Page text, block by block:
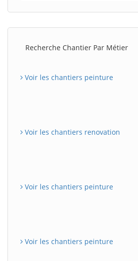
Recherche Chantier Par Métier
Voir les chantiers peinture
Voir les chantiers renovation
Voir les chantiers peinture
Voir les chantiers peinture